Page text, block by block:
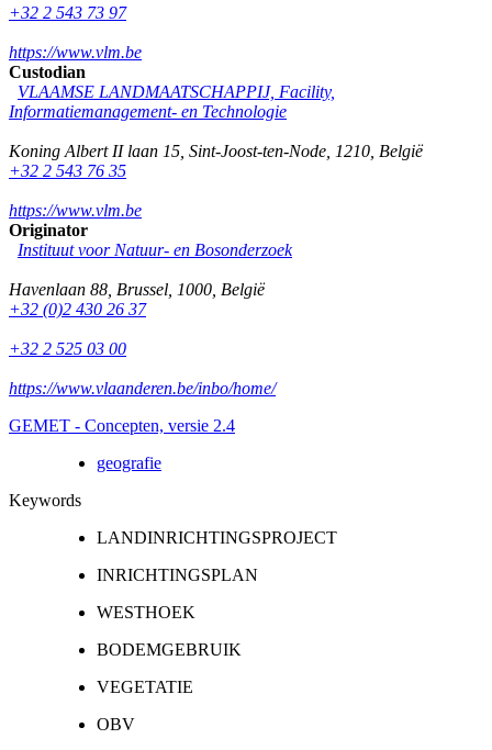
+32 2 543 73 97
https://www.vlm.be
Custodian
VLAAMSE LANDMAATSCHAPPIJ, Facility,
Informatiemanagement- en Technologie
Koning Albert II laan 15 Sint-Joost-ten-Node 1210 België
+32 2 543 76 35
https://www.vlm.be
Originator
Instituut voor Natuur- en Bosonderzoek
Havenlaan 88 Brussel 1000 België
+32 (0)2 430 26 37
+32 2 525 03 00
https://www.vlaanderen.be/inbo/home/
GEMET - Concepten, versie 2.4
geografie
Keywords
LANDINRICHTINGSPROJECT
INRICHTINGSPLAN
WESTHOEK
BODEMGEBRUIK
VEGETATIE
OBV